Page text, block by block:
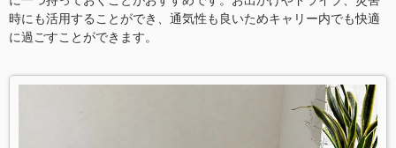
時にも活用することができ、通気性も良いためキャリー内でも快適
に過ごすことができます。